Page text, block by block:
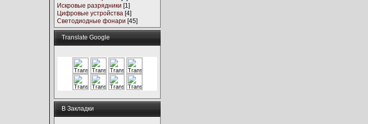
Искровые разрядники [1]
Цифровые устройства [4]
Светодиодные фонари [45]
Translate Google
В Закладки